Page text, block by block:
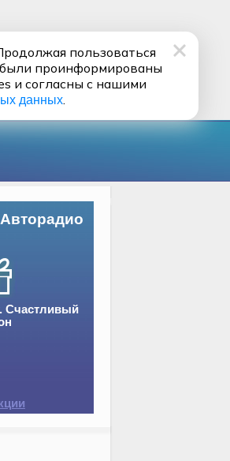
Счастливый
пользоваться
проинформированы
и согласны с нашими
данных.